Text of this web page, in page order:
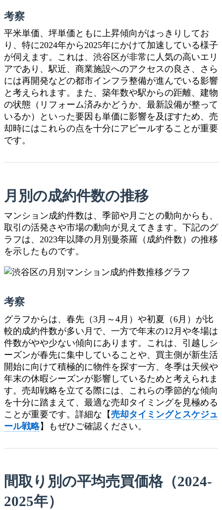
考察
平米単価、坪単価ともに上昇傾向がはっきりしてお
り、特に2024年から2025年にかけて加速している様子
が伺えます。これは、渋谷区が非常に人気の高いエリ
アであり、駅近、商業施設へのアクセスの良さ、さら
には再開発などの都市インフラ整備が進んでいる影響
と考えられます。また、築年数や駅からの距離、建物
の状態（リフォーム済みかどうか、最新設備が整って
いるか）といった要因も単価に影響を及ぼすため、売
却時にはこれらの点を十分にアピールすることが重要
です。
月別の成約件数の推移
マンション成約件数は、季節や月ごとの動向からも、
取引の活発さや市場の動向が見えてきます。下記のグ
ラフは、2023年以降の月別曼荼羅（成約件数）の推移
を示したものです。
考察
グラフからは、春先（3月～4月）や初夏（6月）が比
較的成約件数が多い月で、一方で年末の12月や冬場は
件数がやや少ない傾向にあります。これは、引越しシ
ーズンが春先に集中していることや、買主側が新生活
開始に向けて積極的に物件を探す一方、冬季は天候や
年末の休暇シーズンが影響しているためと考えられま
す。売却戦略を立てる際には、これらの季節的な傾向
を十分に踏まえて、最適な売却タイミングを見極める
ことが重要です。詳細な【売却タイミングとスケジュ
ール戦略】もぜひご確認ください。
間取り別の平均売買価格（2024-
2025年）